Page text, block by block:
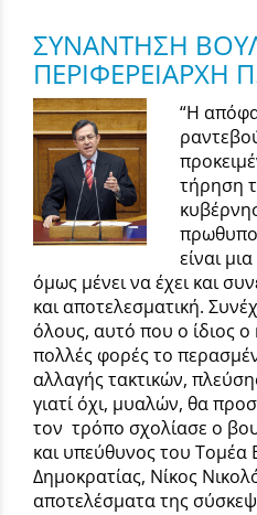
ΣΥΝΑΝΤΗΣΗ
ΠΕΡΙΦΕΡΕΙΑΡΧΗ
“Η
τήρηση
είναι
όμως μένει να έχει και
και αποτελεσματική.
όλους, αυτό που ο ίδιος
πολλές φορές το
αλλαγής τακτικών,
γιατί όχι, μυαλών, θα
τον τρόπο σχολίασε ο
και υπεύθυνος του Τομέα
Δημοκρατίας, Νίκος
αποτελέσματα της